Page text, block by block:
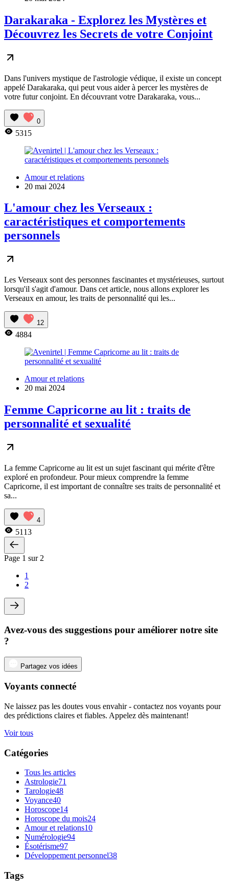
Darakaraka - Explorez les Mystères et
Découvrez les Secrets de votre Conjoint
Dans l'univers mystique de l'astrologie védique, il existe un concept
appelé Darakaraka, qui peut vous aider à percer les mystères de
votre futur conjoint. En découvrant votre Darakaraka, vous...
0
5315
Amour et relations
20 mai 2024
L'amour chez les Verseaux :
caractéristiques et comportements
personnels
Les Verseaux sont des personnes fascinantes et mystérieuses, surtout
lorsqu'il s'agit d'amour. Dans cet article, nous allons explorer les
Verseaux en amour, les traits de personnalité qui les...
12
4884
Amour et relations
20 mai 2024
Femme Capricorne au lit : traits de
personnalité et sexualité
La femme Capricorne au lit est un sujet fascinant qui mérite d'être
exploré en profondeur. Pour mieux comprendre la femme
Capricorne, il est important de connaître ses traits de personnalité et
sa...
4
5113
Page 1 sur 2
1
2
Avez-vous des suggestions pour améliorer notre site
?
Partagez vos idées
Voyants connecté
Ne laissez pas les doutes vous envahir - contactez nos voyants pour
des prédictions claires et fiables. Appelez dès maintenant!
Voir tous
Catégories
Tous les articles
Astrologie71
Tarologie48
Voyance40
Horoscope14
Horoscope du mois24
Amour et relations10
Numérologie94
Ésotérisme97
Développement personnel38
Tags